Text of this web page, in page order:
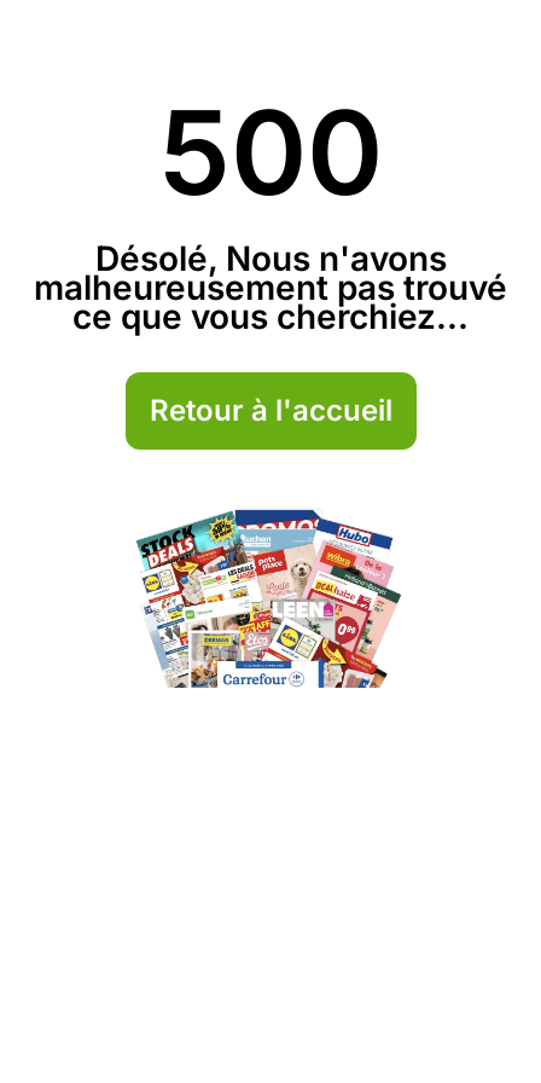
500
Désolé, Nous n'avons
malheureusement pas trouvé
ce que vous cherchiez...
Retour à l'accueil